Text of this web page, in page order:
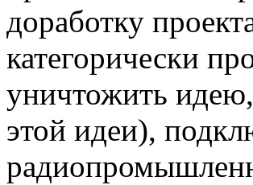
доработку
категорически
уничтожить
этой идеи),